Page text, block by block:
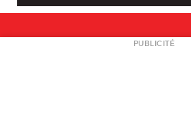
NEWSLETTER
PUBLICITÉ